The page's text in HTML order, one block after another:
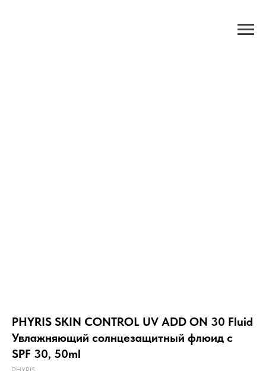
PHYRIS SKIN CONTROL UV ADD ON 30 Fluid
Увлажняющий солнцезащитный флюид с
SPF 30, 50ml